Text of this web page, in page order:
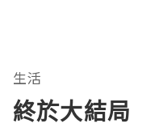
生活
終於大結局